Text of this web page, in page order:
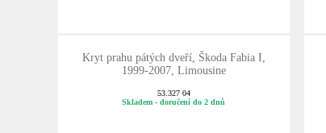
Kryt prahu pátých dveří, Škoda Fabia I,
1999-2007, Limousine
53.327 04
Skladem - doručení do 2 dnů